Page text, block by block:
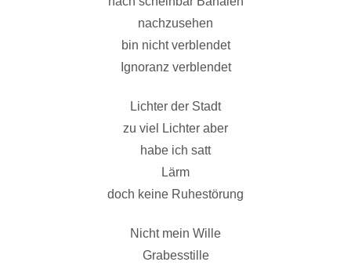
nachzusehen
bin nicht verblendet
Ignoranz verblendet
Lichter der Stadt
zu viel Lichter aber
habe ich satt
Lärm
doch keine Ruhestörung
Nicht mein Wille
Grabesstille